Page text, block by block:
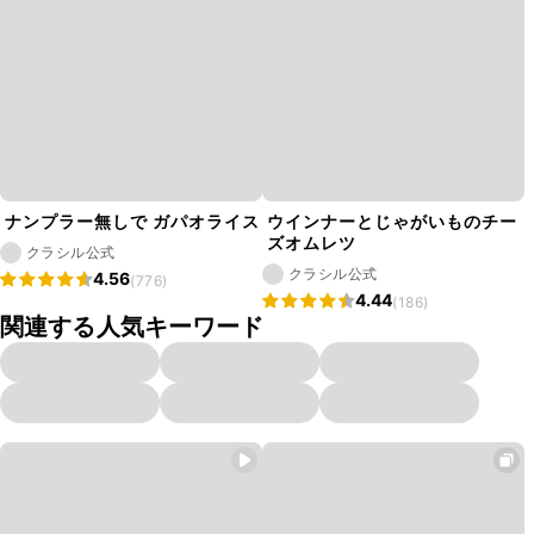
ナンプラー無しで ガパオライス
クラシル公式
4.56(776)
ウインナーとじゃがいものチー
ズオムレツ
クラシル公式
4.44(186)
関連する人気キーワード